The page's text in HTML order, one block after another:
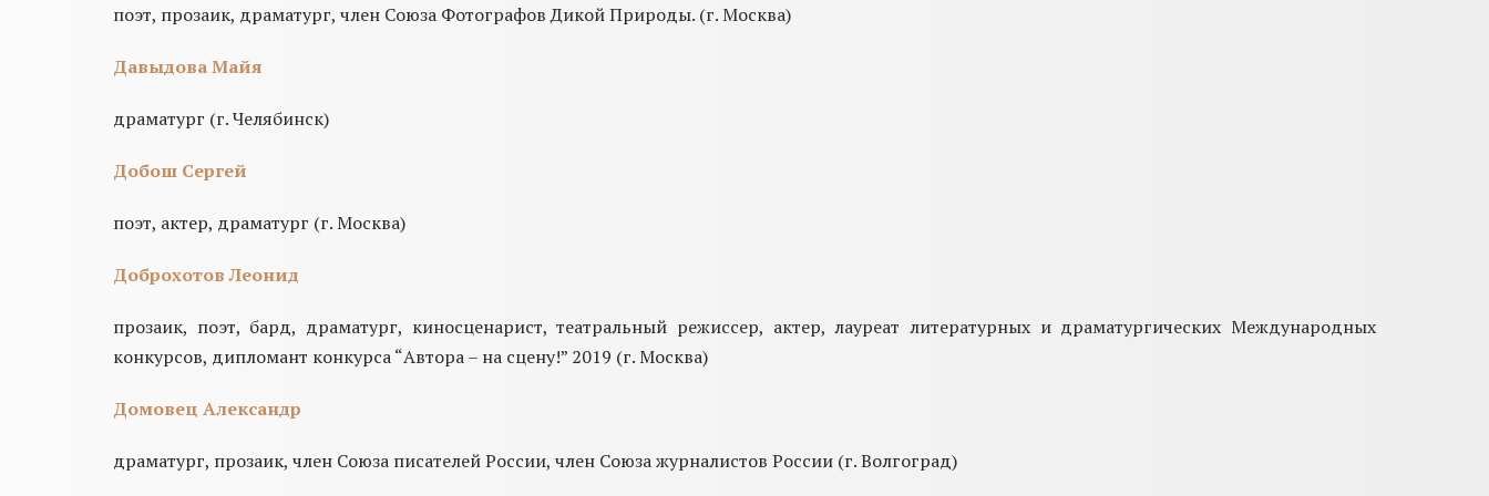
поэт, прозаик, драматург, член Союза Фотографов Дикой Природы. (г. Москва)
Давыдова Майя
драматург (г. Челябинск)
Добош Сергей
поэт, актер, драматург (г. Москва)
Доброхотов Леонид
прозаик, поэт, бард, драматург, киносценарист, театральный режиссер, актер, лауреат литературных и драматургических Международных
конкурсов, дипломант конкурса “Автора – на сцену!” 2019 (г. Москва)
Домовец Александр
драматург, прозаик, член Союза писателей России, член Союза журналистов России (г. Волгоград)